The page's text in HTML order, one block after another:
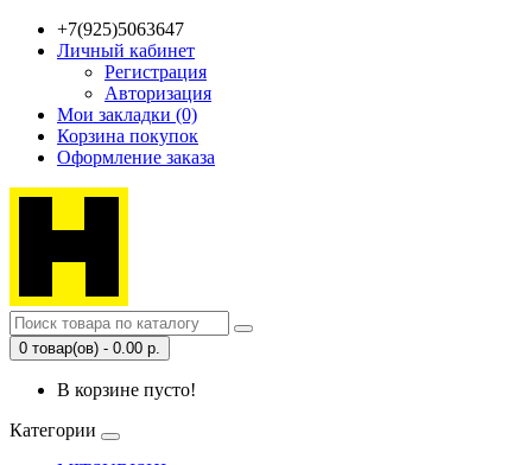
+7(925)5063647
Личный кабинет
Регистрация
Авторизация
Мои закладки (0)
Корзина покупок
Оформление заказа
0 товар(ов) - 0.00 р.
В корзине пусто!
Категории